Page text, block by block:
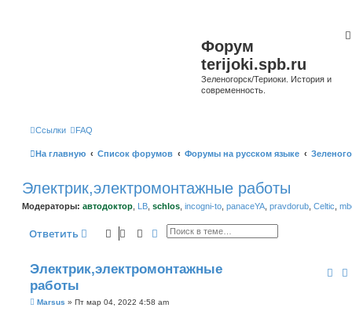
Форум
terijoki.spb.ru
Зеленогорск/Териоки. История и
современность.
Ссылки FAQ
На главную Список форумов Форумы на русском языке
Электрик,электромонтажные работы
Модераторы: автодоктор LB schlos incogni-to panaceYA pravdorub Celtic
Ответить ПоискРасширенный поиск
Электрик,электромонтажные
работы
СMarsus » Пт мар 04, 2022 4:58 am